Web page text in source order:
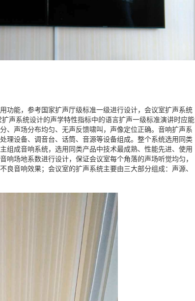
功能，参考国家扩声厅级标准一级进行设计，会议室扩声系统
声系统设计的声学特性指标中的语言扩声一级标准演讲时应能
、声场分布均匀、无声反馈啸叫，声像定位正确。音响扩声系
理设备、调音台、话筒、音源等设备组成。整个系统选用同类
组成音响系统，选用同类产品中技术最成熟、性能先进、使用
响场地系数进行设计，保证会议室每个角落的声场听觉均匀，
良音响效果；会议室的扩声系统主要由三大部分组成：声源、